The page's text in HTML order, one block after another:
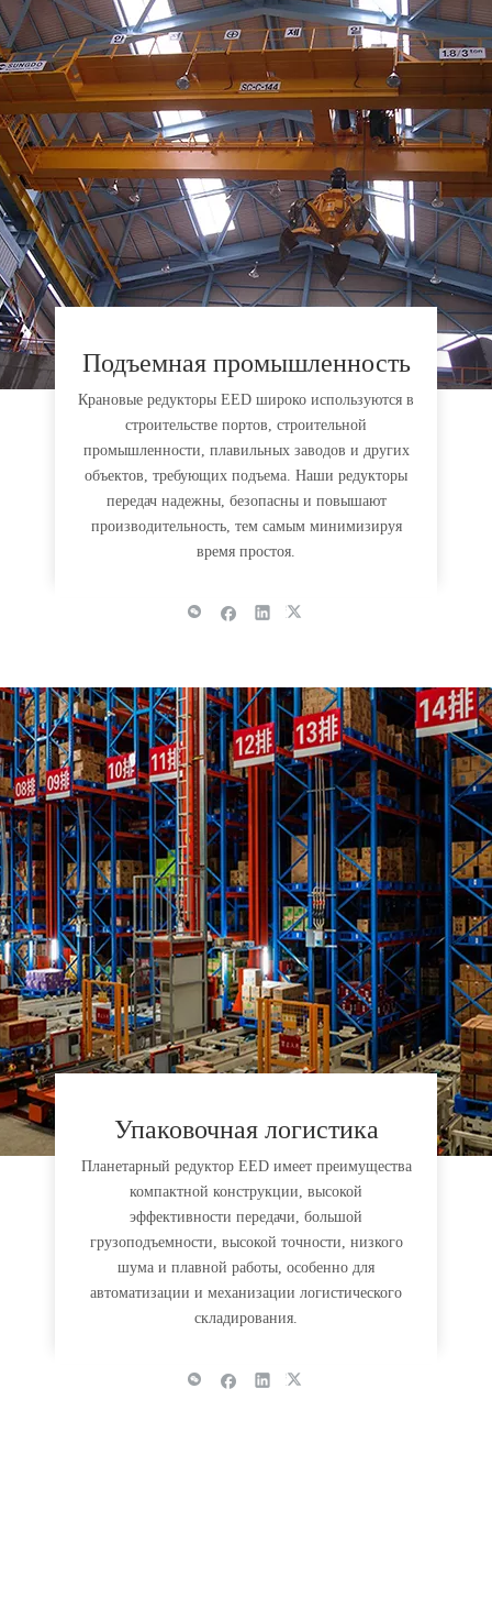
Подъемная промышленность
Крановые редукторы EED широко используются в
строительстве портов, строительной
промышленности, плавильных заводов и других
объектов, требующих подъема. Наши редукторы
передач надежны, безопасны и повышают
производительность, тем самым минимизируя
время простоя.
Упаковочная логистика
Планетарный редуктор EED имеет преимущества
компактной конструкции, высокой
эффективности передачи, большой
грузоподъемности, высокой точности, низкого
шума и плавной работы, особенно для
автоматизации и механизации логистического
складирования.